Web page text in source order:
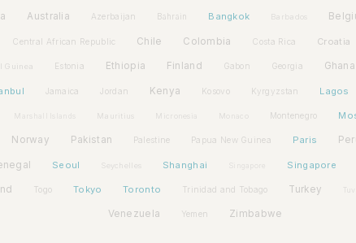
Australia Azerbaijan Bahrain Bangkok Barbados
Central African Republic Chile Colombia Costa Rica Croatia
Guinea Estonia Ethiopia Finland Gabon Georgia Ghana
Jamaica Jordan Kenya Kosovo Kyrgyzstan Lagos
Mauritius Micronesia Monaco Montenegro
Norway Pakistan Palestine Papua New Guinea Paris
Seoul Seychelles Shanghai Singapore
Togo Tokyo Toronto Trinidad and Tobago Turkey
Venezuela Yemen Zimbabwe